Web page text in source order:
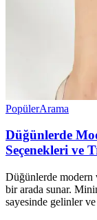
PopülerArama
Düğünlerde
Seçenekleri ve
Düğünlerde modern
bir arada sunar.
sayesinde gelinler